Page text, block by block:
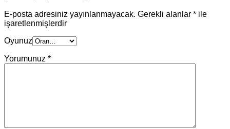
E-posta adresiniz yayınlanmayacak. Gerekli alanlar * ile
işaretlenmişlerdir
Oyunuz
Yorumunuz *